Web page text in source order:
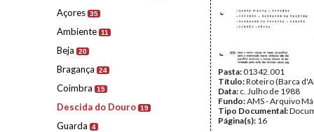
Açores 35
Ambiente 11
Beja 20
Bragança 24
Coimbra 15
Descida do Douro 19
Guarda 4
Pasta:01342.001
Título:Roteiro (Barca
Data: c. Julho de 1988
Fundo:AMS - Arquivo
Tipo Documental:
Página(s): 16